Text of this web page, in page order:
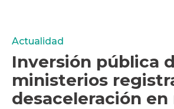
Actualidad
Inversión pública
ministerios
desaceleración en